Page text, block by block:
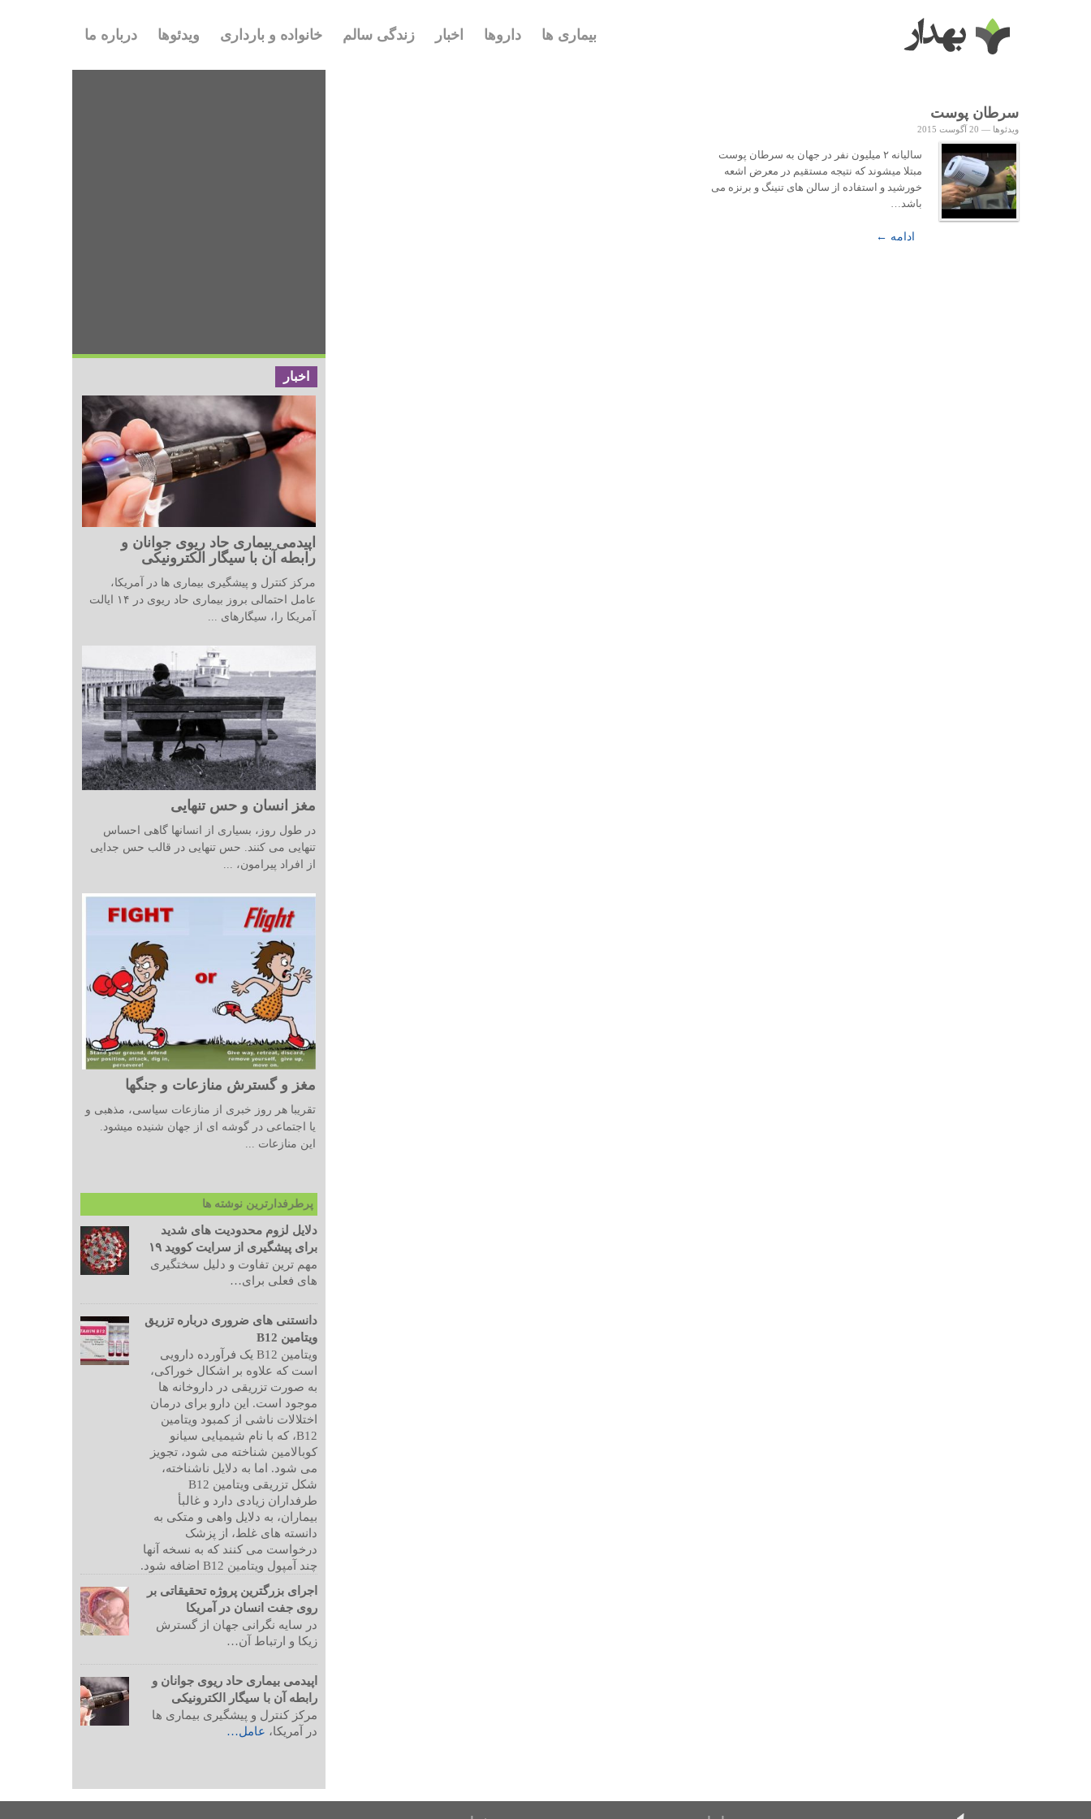
بیماری ها داروها اخبار زندگی سالم خانواده و بارداری ویدئوها درباره ما
سرطان پوست
ویدئوها — 20 آگوست 2015
سالیانه ۲ میلیون نفر در جهان به سرطان پوست
مبتلا میشوند که نتیجه مستقیم در معرض اشعه
خورشید و استفاده از سالن های تنینگ و برنزه می
باشد…
ادامه ←
اخبار
اپیدمی بیماری حاد ریوی جوانان و
رابطه آن با سیگار الکترونیکی
مرکز کنترل و پیشگیری بیماری ها در آمریکا،
عامل احتمالی بروز بیماری حاد ریوی در ۱۴ ایالت
آمریکا را، سیگارهای ...
مغز انسان و حس تنهایی
در طول روز، بسیاری از انسانها گاهی احساس
تنهایی می کنند. حس تنهایی در قالب حس جدایی
از افراد پیرامون، ...
مغز و گسترش منازعات و جنگها
تقریبا هر روز خبری از منازعات سیاسی، مذهبی و
یا اجتماعی در گوشه ای از جهان شنیده میشود.
این منازعات ...
پرطرفدارترین نوشته ها
دلایل لزوم محدودیت های شدید
برای پیشگیری از سرایت کووید ۱۹
مهم ترین تفاوت و دلیل سختگیری
های فعلی برای…
دانستنی های ضروری درباره تزریق
ویتامین B12
ویتامین B12 یک فرآورده دارویی
است که علاوه بر اشکال خوراکی،
به صورت تزریقی در داروخانه ها
موجود است. این دارو برای درمان
اختلالات ناشی از کمبود ویتامین
B12، که با نام شیمیایی سیانو
کوبالامین شناخته می شود، تجویز
می شود. اما به دلایل ناشناخته،
شکل تزریقی ویتامین B12
طرفداران زیادی دارد و غالبأ
بیماران، به دلایل واهی و متکی به
دانسته های غلط، از پزشک
درخواست می کنند که به نسخه آنها
چند آمپول ویتامین B12 اضافه شود.
اجرای بزرگترین پروژه تحقیقاتی بر
روی جفت انسان در آمریکا
در سایه نگرانی جهان از گسترش
زیکا و ارتباط آن…
اپیدمی بیماری حاد ریوی جوانان و
رابطه آن با سیگار الکترونیکی
مرکز کنترل و پیشگیری بیماری ها
در آمریکا، عامل…